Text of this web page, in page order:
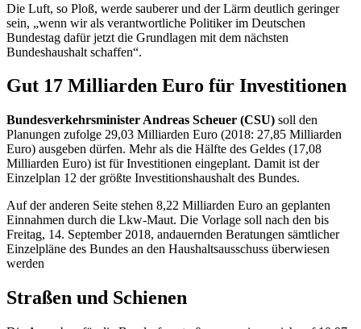
Die Luft, so Ploß, werde sauberer und der Lärm deutlich geringer
sein, „wenn wir als verantwortliche Politiker im Deutschen
Bundestag dafür jetzt die Grundlagen mit dem nächsten
Bundeshaushalt schaffen“.
Gut 17 Milliarden Euro für Investitionen
Bundesverkehrsminister Andreas Scheuer (CSU) soll den
Planungen zufolge 29,03 Milliarden Euro (2018: 27,85 Milliarden
Euro) ausgeben dürfen. Mehr als die Hälfte des Geldes (17,08
Milliarden Euro) ist für Investitionen eingeplant. Damit ist der
Einzelplan 12 der größte Investitionshaushalt des Bundes.
Auf der anderen Seite stehen 8,22 Milliarden Euro an geplanten
Einnahmen durch die Lkw-Maut. Die Vorlage soll nach den bis
Freitag, 14. September 2018, andauernden Beratungen sämtlicher
Einzelpläne des Bundes an den Haushaltsausschuss überwiesen
werden
Straßen und Schienen